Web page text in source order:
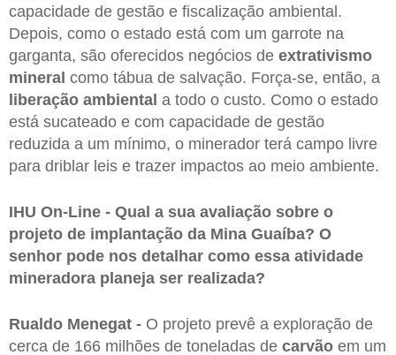
capacidade de gestão e fiscalização ambiental.
Depois, como o estado está com um garrote na
garganta, são oferecidos negócios de extrativismo
mineral como tábua de salvação. Força-se, então, a
liberação ambiental a todo o custo. Como o estado
está sucateado e com capacidade de gestão
reduzida a um mínimo, o minerador terá campo livre
para driblar leis e trazer impactos ao meio ambiente.
IHU On-Line - Qual a sua avaliação sobre o
projeto de implantação da Mina Guaíba? O
senhor pode nos detalhar como essa atividade
mineradora planeja ser realizada?
Rualdo Menegat - O projeto prevê a exploração de
cerca de 166 milhões de toneladas de carvão em um